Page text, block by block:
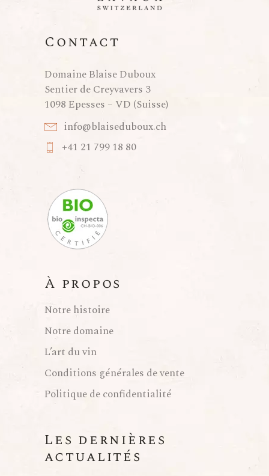
Contact
Domaine Blaise Duboux
Sentier de Creyvavers 3
1098 Epesses – VD (Suisse)
info@blaiseduboux.ch
+41 21 799 18 80
À propos
Notre histoire
Notre domaine
L’art du vin
Conditions générales de vente
Politique de confidentialité
Les dernières
actualités